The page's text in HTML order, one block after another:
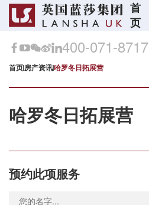
首
页
400-071-8717
首页房产资讯哈罗冬日拓展营
哈罗冬日拓展营
预约此项服务